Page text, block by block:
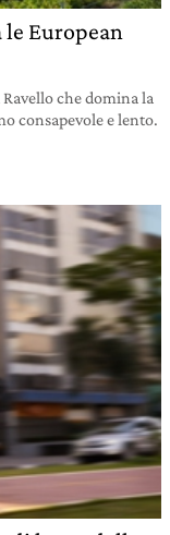
le European
che domina la
consapevole e lento.